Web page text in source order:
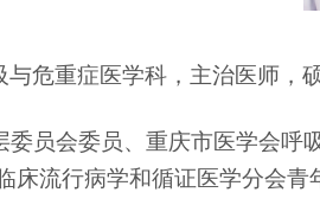
危重症医学科，主治医师，
员会委员、 重庆市医学会呼
床流行病学和循证医学分会青